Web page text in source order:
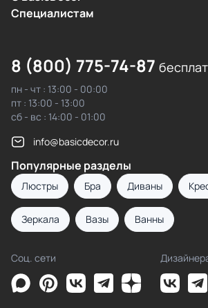
Cпециалистам
8 (800) 775-74-87
пн - чт : 13:00 - 00:00
пт : 13:00 - 13:00
сб - вс : 14:00 - 01:00
info@basicdecor.ru
Популярные разделы
Люстры Бра Диваны
Зеркала Вазы Ванны
Соц. сети